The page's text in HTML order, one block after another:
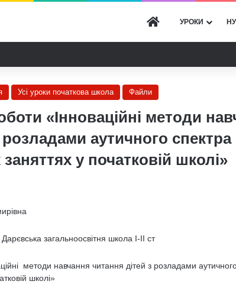
ГОЛОВНА
УРОКИ
Усі уроки початкова школа Файли
«Інноваційні методи
розладами аутичного спектра
у початковій школі»
загальноосвітня школа І-ІІ ст
методи навчання читання дітей з розладами
школі»